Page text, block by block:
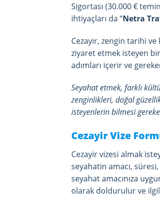
Sigortası (30.000 €
ihtiyaçları da “Netra
Cezayir, zengin tarihi
ziyaret etmek isteyen
adımları içerir ve
Seyahat etmek, farklı
zenginlikleri, doğal
isteyenlerin bilmesi
Cezayir Vize
Cezayir vizesi almak
seyahatin amacı,
seyahat amacınıza
olarak doldurulur ve